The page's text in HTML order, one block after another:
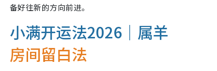
备好往新的方向前进。
小满开运法2026｜属羊
房间留白法